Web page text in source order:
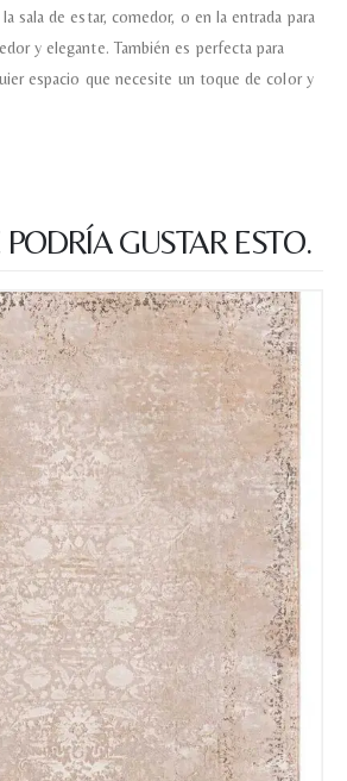
sala de estar, comedor, o en la entrada para
y elegante. También es perfecta para
espacio que necesite un toque de color y
GUSTAR ESTO.
y apellido*
y Referencia del producto
RGPD*
Doy mi consentimiento para que
esta web almacene la
información que envío para que
puedan responder a mi petición.
mi oferta